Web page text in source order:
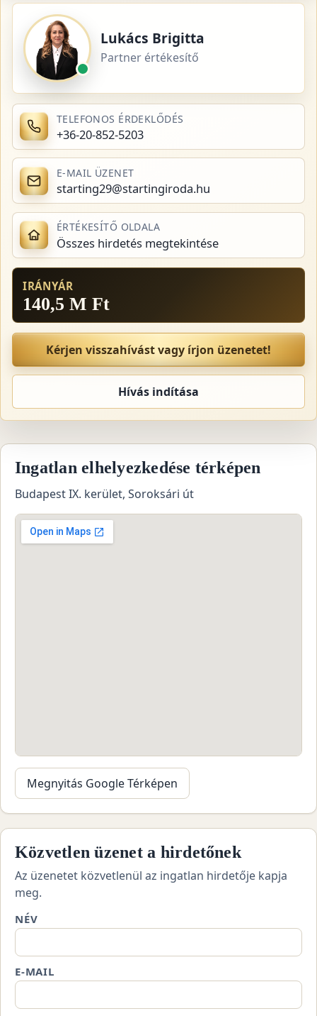
Lukács Brigitta
Partner értékesítő
TELEFONOS ÉRDEKLŐDÉS
+36-20-852-5203
E-MAIL ÜZENET
starting29@startingiroda.hu
ÉRTÉKESÍTŐ OLDALA
Összes hirdetés megtekintése
IRÁNYÁR
140,5 M Ft
Kérjen visszahívást vagy írjon üzenetet!
Hívás indítása
Ingatlan elhelyezkedése térképen
Budapest IX. kerület, Soroksári út
Megnyitás Google Térképen
Közvetlen üzenet a hirdetőnek
Az üzenetet közvetlenül az ingatlan hirdetője kapja
meg.
NÉV
E-MAIL